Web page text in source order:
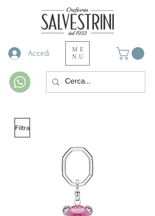
Accedi
ME
NU
Filtra